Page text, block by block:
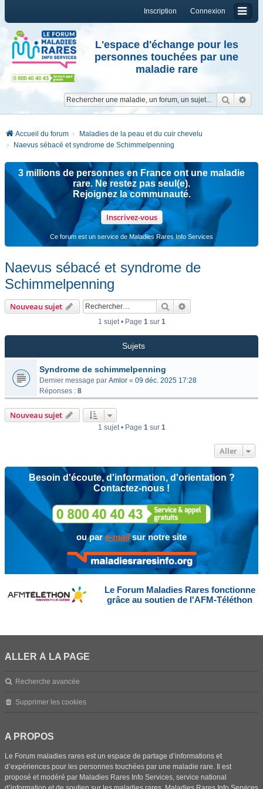
Connexion
Inscription
L'espace d'échange pour les
personnes touchées par une
maladie rare
Accueil du forum
Maladies de la peau et du cuir chevelu
Naevus sébacé et syndrome de Schimmelpenning
3 millions de personnes en France ont une maladie
rare. Ne restez pas seul(e).
Rejoignez la communauté.
Inscrivez-vous
Ce forum est un service de Maladies Rares Info Services
Naevus sébacé et syndrome de
Schimmelpenning
Nouveau sujet Rechercher
1 sujet • Page 1sur 1
Sujets
Syndrome de schimmelpenning
Dernier message par Amlor « 09 déc. 2025 17:28
Réponses : 8
Nouveau sujet
1 sujet • Page 1sur 1
Aller
Besoin d'écoute, d'information, d'orientation ?
Contactez-nous !
ou pare-mailsur notre site
Le Forum Maladies Rares fonctionne
grâce au soutien de l'AFM-Téléthon
ALLER À LA PAGE
Recherche avancée
Supprimer les cookies
A PROPOS
Le Forum maladies rares est un espace de partage d’informations et
d’expériences pour les personnes touchées par une maladie rare. Il est
proposé et modéré par Maladies Rares Info Services, service national